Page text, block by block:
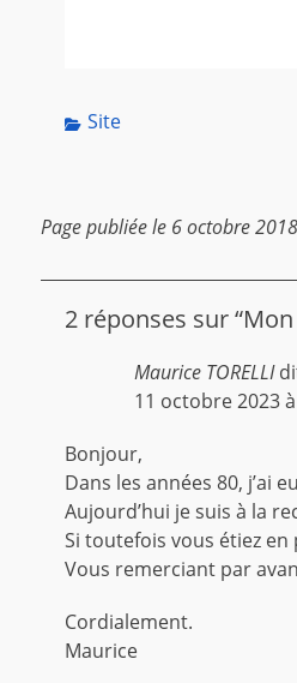
Categories
Site
Page publiée le 6 octobre 2018
2 réponses sur
Maurice TORELLI
11 octobre 2023
Bonjour,
Dans les années 80, j’ai
Aujourd’hui je suis à la
Si toutefois vous étiez
Vous remerciant par
Cordialement.
Maurice